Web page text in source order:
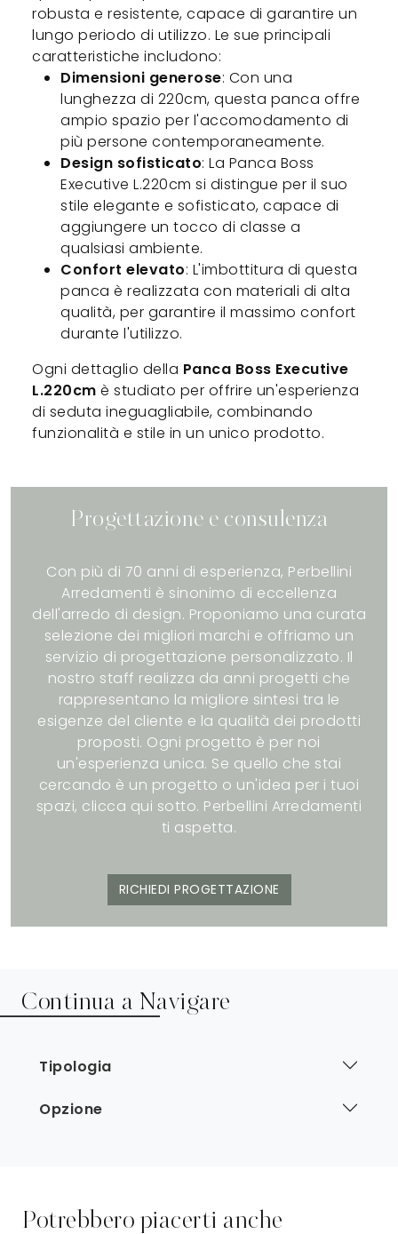
robusta e resistente, capace di garantire un
lungo periodo di utilizzo. Le sue principali
caratteristiche includono:
Dimensioni generose: Con una
lunghezza di 220cm, questa panca offre
ampio spazio per l'accomodamento di
più persone contemporaneamente.
Design sofisticato: La Panca Boss
Executive L.220cm si distingue per il suo
stile elegante e sofisticato, capace di
aggiungere un tocco di classe a
qualsiasi ambiente.
Confort elevato: L'imbottitura di questa
panca è realizzata con materiali di alta
qualità, per garantire il massimo confort
durante l'utilizzo.
Ogni dettaglio della Panca Boss Executive
L.220cm è studiato per offrire un'esperienza
di seduta ineguagliabile, combinando
funzionalità e stile in un unico prodotto.
Progettazione e consulenza
Con più di 70 anni di esperienza, Perbellini
Arredamenti è sinonimo di eccellenza
dell'arredo di design. Proponiamo una curata
selezione dei migliori marchi e offriamo un
servizio di progettazione personalizzato. Il
nostro staff realizza da anni progetti che
rappresentano la migliore sintesi tra le
esigenze del cliente e la qualità dei prodotti
proposti. Ogni progetto è per noi
un'esperienza unica. Se quello che stai
cercando è un progetto o un'idea per i tuoi
spazi, clicca qui sotto. Perbellini Arredamenti
ti aspetta.
RICHIEDI PROGETTAZIONE
Continua a Navigare
Tipologia
Opzione
Potrebbero piacerti anche